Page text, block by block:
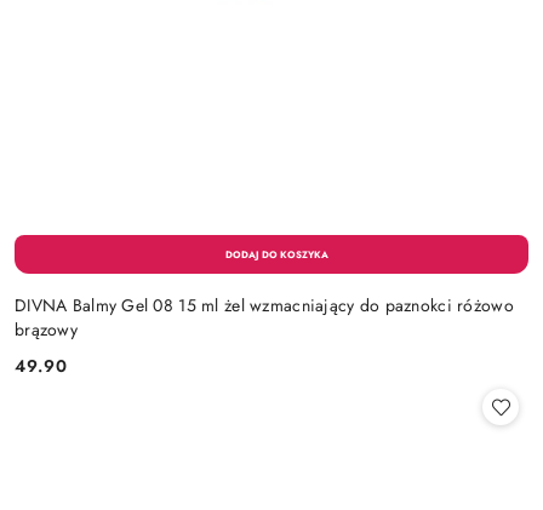
DIVNA Balmy Gel 08 15 ml żel wzmacniający do paznokci różowo
brązowy
Cena:
49.90